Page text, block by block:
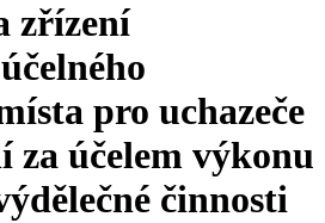
zřízení
pro uchazeče
za účelem výkonu
činnosti